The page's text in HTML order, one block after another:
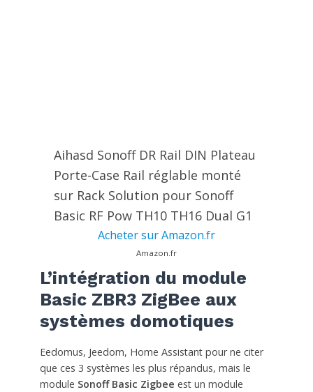
Aihasd Sonoff DR Rail DIN Plateau
Porte-Case Rail réglable monté
sur Rack Solution pour Sonoff
Basic RF Pow TH10 TH16 Dual G1
Acheter sur Amazon.fr
Amazon.fr
L’intégration du module
Basic ZBR3 ZigBee aux
systèmes domotiques
Eedomus, Jeedom, Home Assistant pour ne citer
que ces 3 systèmes les plus répandus, mais le
module Sonoff Basic Zigbee est un module